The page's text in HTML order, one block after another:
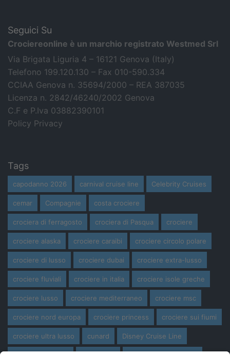
Seguici Su
Crociereonline è un marchio registrato Westmed Srl
Via Brigata Liguria 4 – 16121 Genova (Italy)
Telefono 199.120.130 – Fax 010-590.334
CCIAA Genova n. 35694/2000 – REA 387035
Licenza n. 2842/46240/2002 Genova
C.F e P.Iva 03882390101
Policy Privacy
Tags
capodanno 2026 carnival cruise line Celebrity Cruises
cemar Compagnie costa crociere
crociera di ferragosto crociera di Pasqua crociere
crociere alaska crociere caraibi crociere circolo polare
crociere di lusso crociere dubai crociere extra-lusso
crociere fluviali crociere in italia crociere isole greche
crociere lusso crociere mediterraneo crociere msc
crociere nord europa crociere princess crociere sui fiumi
crociere ultra lusso cunard Disney Cruise Line